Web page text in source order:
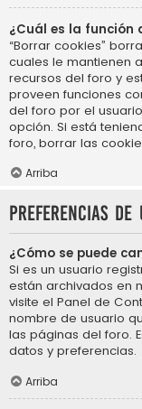
¿Cuál es la función
“Borrar cookies”
cuales le mantienen
recursos del foro y
proveen funciones
del foro por el
opción. Si está
foro, borrar las
Arriba
Preferencias
¿Cómo se puede
Si es un usuario
están archivados en
visite el Panel de
nombre de usuario
las páginas del foro.
datos y preferencias.
Arriba